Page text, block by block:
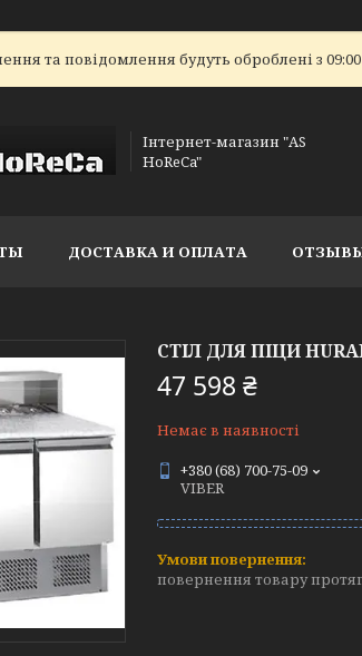
та повідомлення будуть оброблені з
Інтернет-магазин "AS
HoReCa"
ДОСТАВКА И ОПЛАТА
СТІЛ ДЛЯ ПІЦИ
47 598 ₴
Немає в наявності
+380 (68) 700-75-09
VIBER
повернення товару